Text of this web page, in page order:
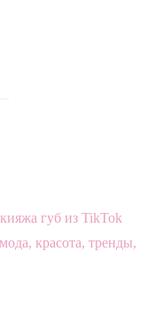
губ из TikTok
красота, тренды,